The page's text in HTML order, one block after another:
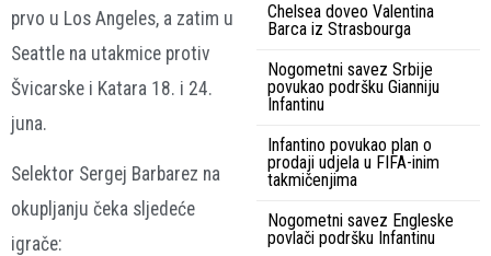
prvo u Los Angeles, a zatim u
Seattle na utakmice protiv
Švicarske i Katara 18. i 24.
juna.
Selektor Sergej Barbarez na
okupljanju čeka sljedeće
igrače:
Chelsea doveo Valentina
Barca iz Strasbourga
Nogometni savez Srbije
povukao podršku Gianniju
Infantinu
Infantino povukao plan o
prodaji udjela u FIFA-inim
takmičenjima
Nogometni savez Engleske
povlači podršku Infantinu